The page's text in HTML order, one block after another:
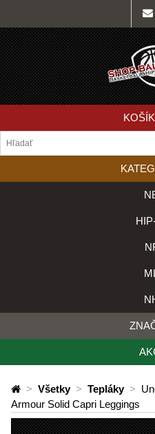
KOŠÍK
> Všetky > Tepláky >
Armour Solid Capri Leggings